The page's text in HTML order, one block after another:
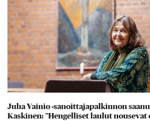
Juha Vainio -sanoittajapalkinnon
Kaskinen: ”Hengelliset laulut